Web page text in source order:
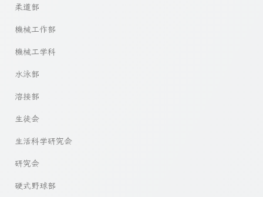
柔道部
機械工作部
機械工学科
水泳部
溶接部
生徒会
生活科学研究会
研究会
硬式野球部